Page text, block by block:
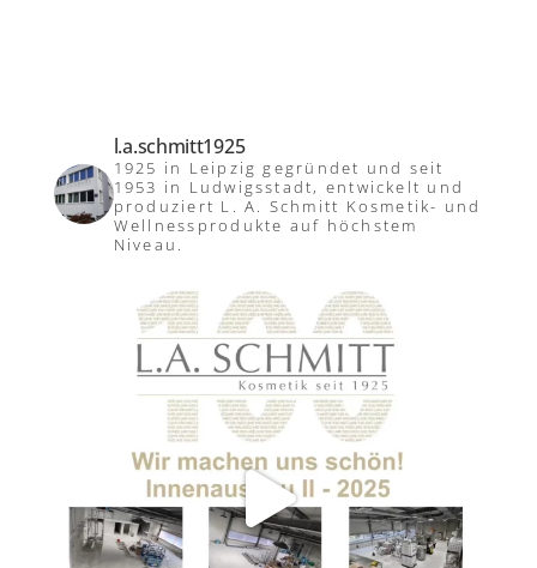
l.a.schmitt1925
1925 in Leipzig gegründet und seit
1953 in Ludwigsstadt, entwickelt und
produziert L. A. Schmitt Kosmetik- und
Wellnessprodukte auf höchstem
Niveau.